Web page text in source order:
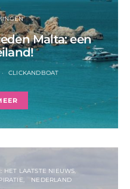
Malta: een
CLICKANDBOAT
HET LAATSTE NIEUWS
NEDERLAND